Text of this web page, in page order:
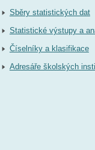
Sběry statistických dat
Statistické výstupy a
Číselníky a klasifikace
Adresáře školských